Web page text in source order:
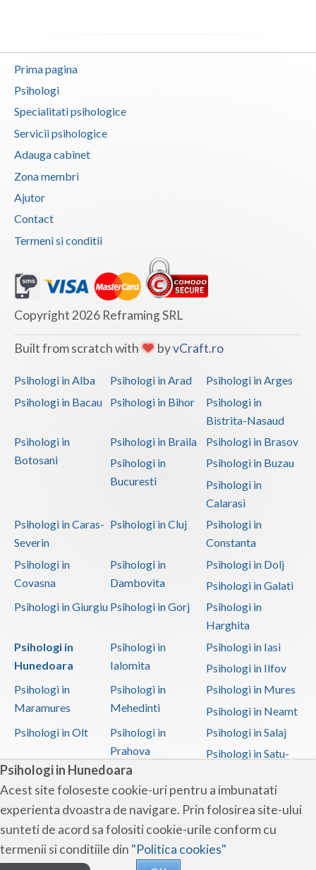
Psihologi in Hunedoara
Acest site foloseste cookie-uri pentru a imbunatati
experienta dvoastra de navigare. Prin folosirea site-ului
sunteti de acord sa folositi cookie-urile conform cu
termenii si conditiile din "Politica cookies"
Prima pagina
Psihologi
Specialitati psihologice
Servicii psihologice
Adauga cabinet
Zona membri
Ajutor
Contact
Termeni si conditii
Copyright 2026 Reframing SRL
Built from scratch with byvCraft.ro
Psihologi in Alba Psihologi in Arad
Psihologi in Arges
Psihologi in Bacau
Psihologi in Bihor
Psihologi in
Bistrita-Nasaud
Psihologi in
Botosani
Psihologi in Braila
Psihologi in Brasov
Psihologi in
Bucuresti
Psihologi in Buzau
Psihologi in
Calarasi
Psihologi in Caras-
Severin
Psihologi in Cluj
Psihologi in
Constanta
Psihologi in
Covasna
Psihologi in
Dambovita
Psihologi in Dolj
Psihologi in Galati
Psihologi in Giurgiu Psihologi in Gorj
Psihologi in
Harghita
Psihologi in
Hunedoara
Psihologi in
Ialomita
Psihologi in Iasi
Psihologi in Ilfov
Psihologi in
Maramures
Psihologi in
Mehedinti
Psihologi in Mures
Psihologi in Neamt
Psihologi in Olt
Psihologi in
Prahova
Psihologi in Salaj
Psihologi in Satu-
Psihologi in Sibiu
Psihologi in
Suceava
Psihologi in
Teleorman
Psihologi in Timis
Psihologi in Tulcea Psihologi in Valcea
Psihologi in Vaslui
Psihologi in